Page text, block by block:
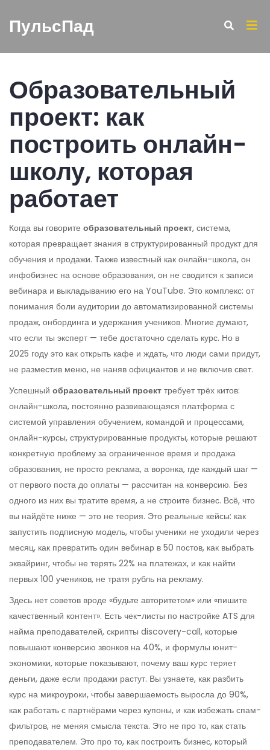
ПульсПад
Образовательный
проект: как
построить онлайн-
школу, которая
работает
Когда вы говорите образовательный проект, система,
которая превращает знания в структурированный продукт для
обучения и продажи. Также известный как онлайн-школа, он
инфобизнес на основе образования, он не сводится к записи
вебинара и выкладыванию его на YouTube. Это комплекс: от
понимания боли аудитории до автоматизированной системы
продаж, онбординга и удержания учеников. Многие думают,
что если ты эксперт — тебе достаточно сделать курс. Но в
2025 году это как открыть кафе и ждать, что люди сами придут,
не разместив меню, не наняв официантов и не включив свет.
Успешный образовательный проект требует трёх китов:
онлайн-школа, постоянно развивающаяся платформа с
системой управления обучением, командой и процессами,
онлайн-курсы, структурированные продукты, которые решают
конкретную проблему за ограниченное время и продажа
образования, не просто реклама, а воронка, где каждый шаг —
от первого поста до оплаты — рассчитан на конверсию. Без
одного из них вы тратите время, а не строите бизнес. Всё, что
вы найдёте ниже — это не теория. Это реальные кейсы: как
запустить подписную модель, чтобы ученики не уходили через
месяц, как превратить один вебинар в 50 постов, как выбрать
эквайринг, чтобы не терять 22% на платежах, и как найти
первых 100 учеников, не тратя рубль на рекламу.
Здесь нет советов вроде «будьте авторитетом» или «пишите
качественный контент». Есть чек-листы по настройке ATS для
найма преподавателей, скрипты discovery-call, которые
повышают конверсию звонков на 40%, и формулы юнит-
экономики, которые показывают, почему ваш курс теряет
деньги, даже если продажи растут. Вы узнаете, как разбить
курс на микроуроки, чтобы завершаемость выросла до 90%,
как работать с партнёрами через купоны, и как избежать спам-
фильтров, не меняя смысла текста. Это не про то, как стать
преподавателем. Это про то, как построить бизнес, который